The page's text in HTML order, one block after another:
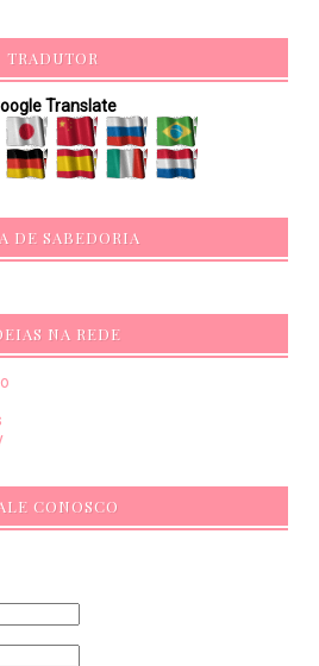
TRADUTOR
Translate
DE SABEDORIA
NA REDE
CONOSCO